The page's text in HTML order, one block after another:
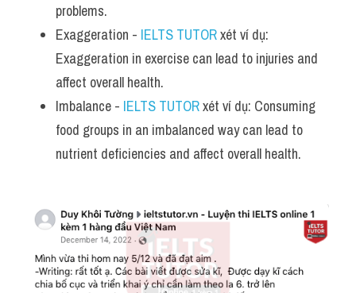
problems.
Exaggeration - IELTS TUTOR xét ví dụ:
Exaggeration in exercise can lead to injuries and
affect overall health.
Imbalance - IELTS TUTOR xét ví dụ: Consuming
food groups in an imbalanced way can lead to
nutrient deficiencies and affect overall health.